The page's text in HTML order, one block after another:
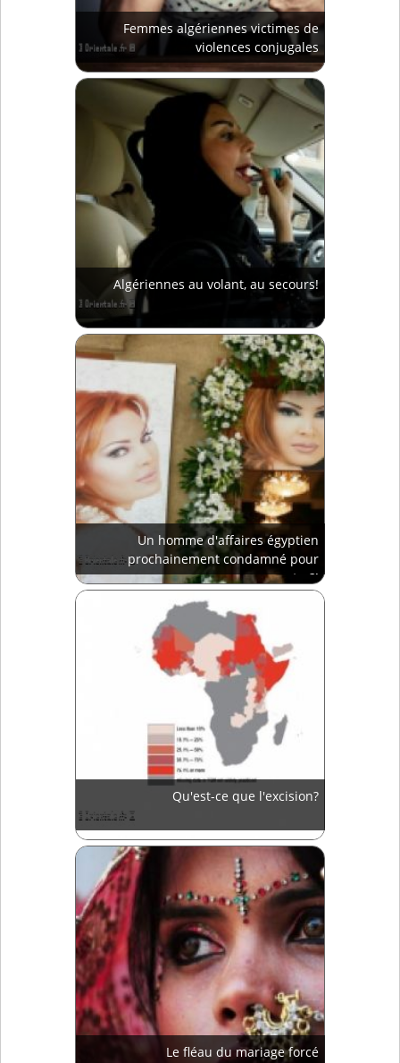
Femmes algériennes victimes de
violences conjugales
Algériennes au volant, au secours!
Un homme d'affaires égyptien
prochainement condamné pour
meurtre?!
Qu'est-ce que l'excision?
Le fléau du mariage forcé